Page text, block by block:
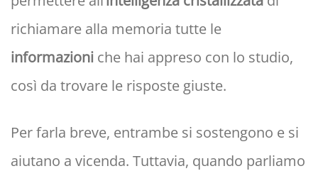
richiamare alla memoria tutte le
informazioni che hai appreso con lo studio,
così da trovare le risposte giuste.
Per farla breve, entrambe si sostengono e si
aiutano a vicenda. Tuttavia, quando parliamo